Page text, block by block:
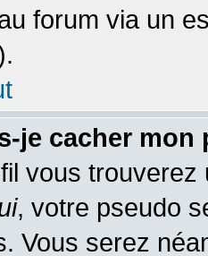
forum via un
je cacher
vous
, votre pseudo
Vous serez